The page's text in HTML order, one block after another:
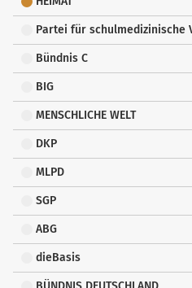
Partei für schulmedizinische
Bündnis C
BIG
MENSCHLICHE WELT
DKP
MLPD
SGP
ABG
dieBasis